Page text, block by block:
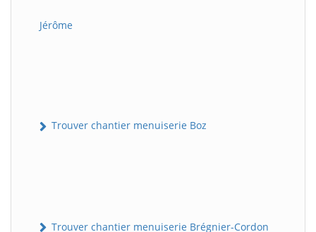
Jérôme
Trouver chantier menuiserie Boz
Trouver chantier menuiserie Brégnier-Cordon